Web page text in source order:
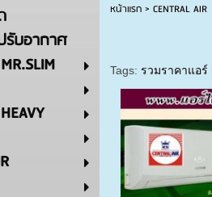
รับอากาศ
หน้าแรก> CENTRAL AIR
Tags:รวมราคาแอร์